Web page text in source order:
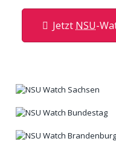
Jetzt NSU-